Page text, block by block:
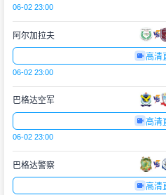
06-02 23:00
阿尔加拉夫
高清
06-02 23:00
巴格达空军
高清
06-02 23:00
巴格达警察
高清